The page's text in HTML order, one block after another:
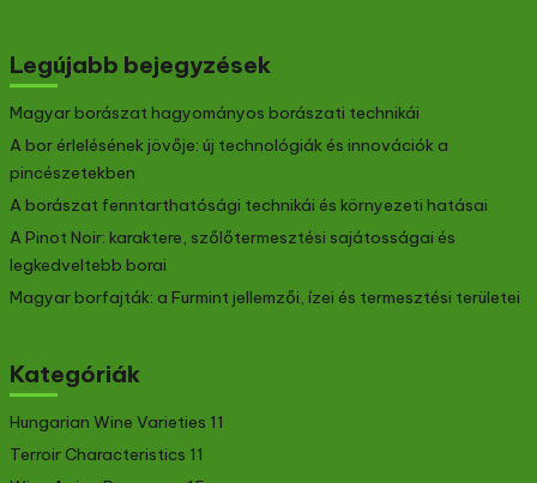
Legújabb bejegyzések
Magyar borászat hagyományos borászati technikái
A bor érlelésének jövője: új technológiák és innovációk a
pincészetekben
A borászat fenntarthatósági technikái és környezeti hatásai
A Pinot Noir: karaktere, szőlőtermesztési sajátosságai és
legkedveltebb borai
Magyar borfajták: a Furmint jellemzői, ízei és termesztési területei
Kategóriák
Hungarian Wine Varieties 11
Terroir Characteristics 11